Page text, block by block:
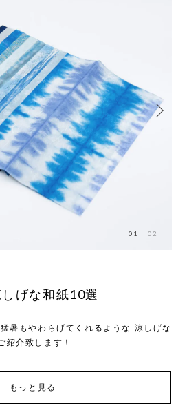
01 02
げな和紙10選
暑もやわらげてくれるような 涼しげな
紹介致します！
もっと見る